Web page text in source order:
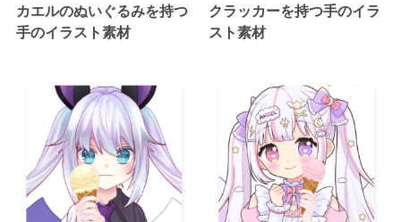
カエルのぬいぐるみを持つ
手のイラスト素材
クラッカーを持つ手のイラ
スト素材